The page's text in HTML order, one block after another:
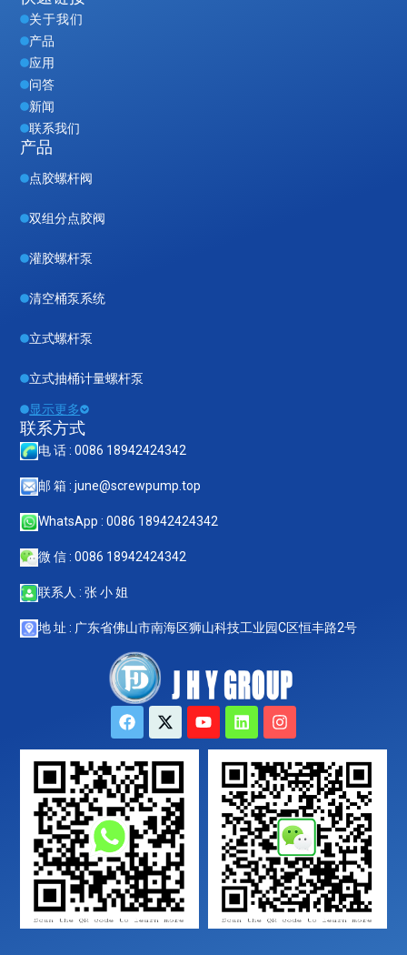
关于我们
产品
应用
问答
新闻
联系我们
产品
点胶螺杆阀
双组分点胶阀
灌胶螺杆泵
清空桶泵系统
立式螺杆泵
立式抽桶计量螺杆泵
显示更多
联系方式
电 话 : 0086 18942424342
邮 箱 : june@screwpump.top
WhatsApp : 0086 18942424342
微 信 : 0086 18942424342
联系人 : 张 小 姐
地 址 : 广东省佛山市南海区狮山科技工业园C区恒丰路2号